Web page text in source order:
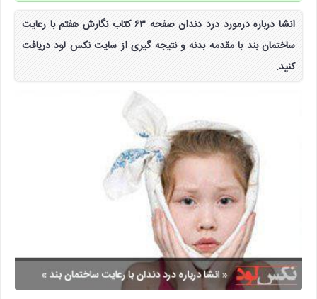
انشا درباره درمورد درد دندان صفحه ۶۳ کتاب نگارش هفتم با رعایت
ساختمان بند با مقدمه بدنه و نتیجه گیری از سایت نکس لود دریافت
کنید.